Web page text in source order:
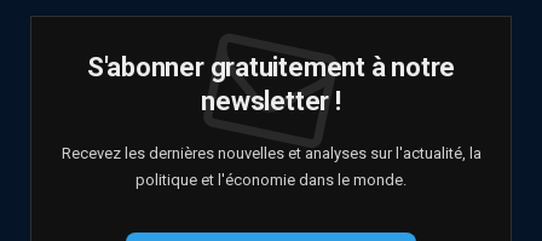
S'abonner gratuitement à notre
newsletter !
Recevez les dernières nouvelles et analyses sur l'actualité, la
politique et l'économie dans le monde.